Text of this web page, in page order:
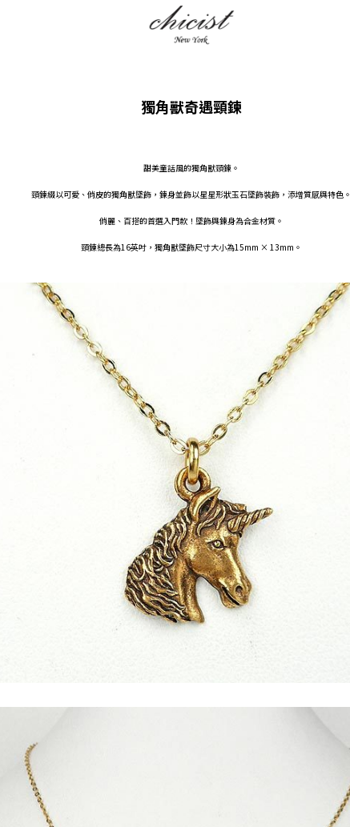
獨角獸奇遇頸鍊
甜美童話風的獨角獸頸鍊。
頸鍊綴以可愛、俏皮的獨角獸墜飾，鍊身並飾以星星形狀玉石墜飾裝飾，添增質感與特色。
俏麗、百搭的首選入門款！墜飾與鍊身為合金材質。
頸鍊總長為16英吋，獨角獸墜飾尺寸大小為15mm × 13mm。